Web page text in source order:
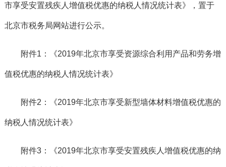
市享受安置残疾人增值税优惠的纳税人情况统计表》，置于
北京市税务局网站进行公示。
附件1 ： 《2019年北京市享受资源综合利用产品和劳务增
值税优惠的纳税人情况统计表》
附件2：《2019年北京市享受新型墙体材料增值税优惠的
纳税人情况统计表》
附件3：《2019年北京市享受安置残疾人增值税优惠的纳